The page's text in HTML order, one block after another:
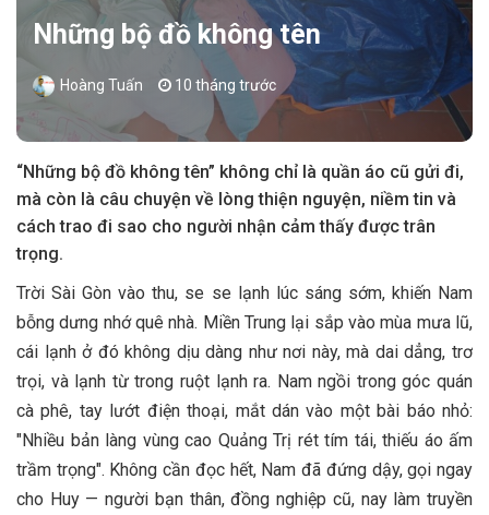
Những bộ đồ không tên
Hoàng Tuấn 10 tháng trước
“Những bộ đồ không tên” không chỉ là quần áo cũ gửi đi,
mà còn là câu chuyện về lòng thiện nguyện, niềm tin và
cách trao đi sao cho người nhận cảm thấy được trân
trọng.
Trời Sài Gòn vào thu, se se lạnh lúc sáng sớm, khiến Nam
bỗng dưng nhớ quê nhà. Miền Trung lại sắp vào mùa mưa lũ,
cái lạnh ở đó không dịu dàng như nơi này, mà dai dẳng, trơ
trọi, và lạnh từ trong ruột lạnh ra. Nam ngồi trong góc quán
cà phê, tay lướt điện thoại, mắt dán vào một bài báo nhỏ:
"Nhiều bản làng vùng cao Quảng Trị rét tím tái, thiếu áo ấm
trầm trọng". Không cần đọc hết, Nam đã đứng dậy, gọi ngay
cho Huy — người bạn thân, đồng nghiệp cũ, nay làm truyền